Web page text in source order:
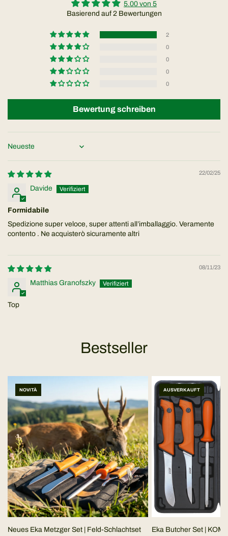
5.00 von 5
Basierend auf 2 Bewertungen
2
0
0
0
0
Bewertung schreiben
Sort by
22/02/25
Davide
Formidabile
Spedizione super veloce, super attenti all’imballaggio. Veramente
contento . Ne acquisterò sicuramente altri
08/11/23
Matthias Granofszky
Top
Bestseller
NOVITÀ
Neues Eka Metzger Set | Feld-Schlachtset
AUSVERKAUFT
Eka Butcher Set |